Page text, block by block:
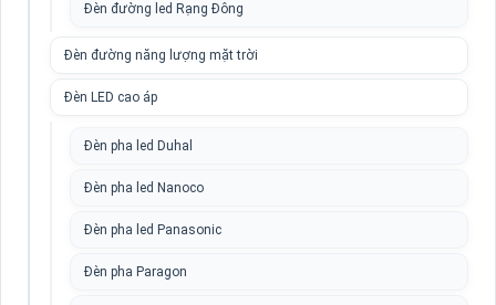
Đèn đường led Rạng Đông
Đèn đường năng lượng mặt trời
Đèn LED cao áp
Đèn pha led Duhal
Đèn pha led Nanoco
Đèn pha led Panasonic
Đèn pha Paragon